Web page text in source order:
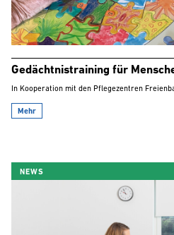
Gedächtnistraining für
In Kooperation mit den Pflegezentren
Mehr
NEWS